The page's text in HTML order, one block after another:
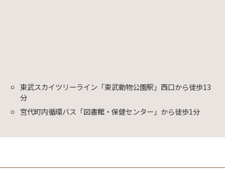
東武スカイツリーライン「東武動物公園駅」西口から徒歩13
分
宮代町内循環バス「図書館・保健センター」から徒歩1分